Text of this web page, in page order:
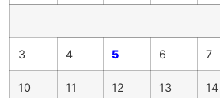
3 4 5 6 7
10 11 12 13 14